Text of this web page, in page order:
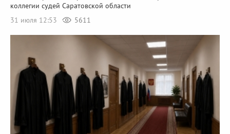
коллегии судей Саратовской области
31 июля 12:53
5611